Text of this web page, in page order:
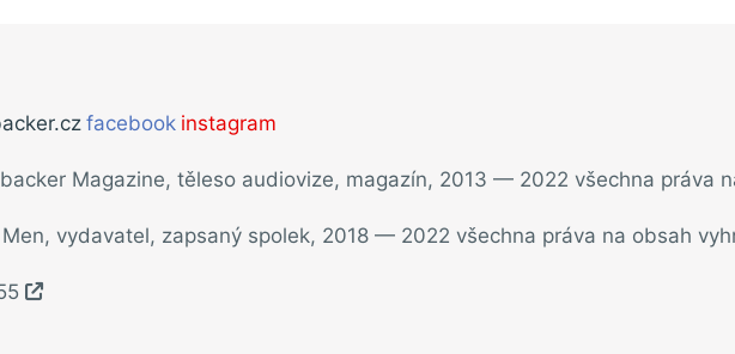
facebook instagram
Magazine, těleso audiovize, magazín, 2013 — 2022 všechna práva
vydavatel, zapsaný spolek, 2018 — 2022 všechna práva na obsah